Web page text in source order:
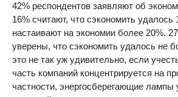
42% респондентов заявляют об
16% считают, что сэкономить
настаивают на экономии более 20%.
уверены, что сэкономить удалось не
это не так уж удивительно, если
часть компаний концентрируется на
частности, энергосберегающие лампы